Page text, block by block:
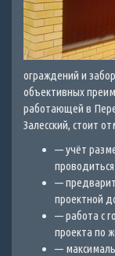
ограждений и
объективных
работающей в
Залесский, стоит
— учёт
—
проектной
— работа с
проекта по
—